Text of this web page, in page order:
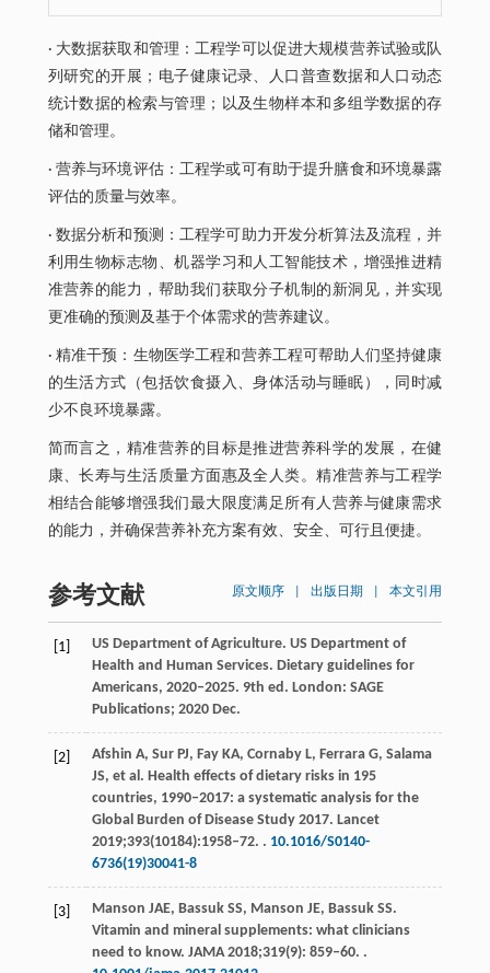
· 大数据获取和管理：工程学可以促进大规模营养试验或队
列研究的开展；电子健康记录、人口普查数据和人口动态
统计数据的检索与管理；以及生物样本和多组学数据的存
储和管理。
· 营养与环境评估：工程学或可有助于提升膳食和环境暴露
评估的质量与效率。
· 数据分析和预测：工程学可助力开发分析算法及流程，并
利用生物标志物、机器学习和人工智能技术，增强推进精
准营养的能力，帮助我们获取分子机制的新洞见，并实现
更准确的预测及基于个体需求的营养建议。
· 精准干预：生物医学工程和营养工程可帮助人们坚持健康
的生活方式（包括饮食摄入、身体活动与睡眠），同时减
少不良环境暴露。
简而言之，精准营养的目标是推进营养科学的发展，在健
康、长寿与生活质量方面惠及全人类。精准营养与工程学
相结合能够增强我们最大限度满足所有人营养与健康需求
的能力，并确保营养补充方案有效、安全、可行且便捷。
参考文献 原文顺序 出版日期 本文引用
[1]
US Department of Agriculture. US Department of
Health and Human Services. Dietary guidelines for
Americans, 2020‒2025. 9th ed. London: SAGE
Publications; 2020Dec.
[2] Afshin A, Sur PJ, Fay KA, Cornaby L, Ferrara G, Salama
JS, et al. Health effects of dietary risks in 195
countries, 1990‒2017: a systematic analysis for the
Global Burden of Disease Study 2017. Lancet
2019;393(10184):1958‒72. . 10.1016/S0140-
6736(19)30041-8
[3] Manson JAE, Bassuk SS, Manson JE, Bassuk SS.
Vitamin and mineral supplements: what clinicians
need to know. JAMA 2018;319(9): 859‒60. .